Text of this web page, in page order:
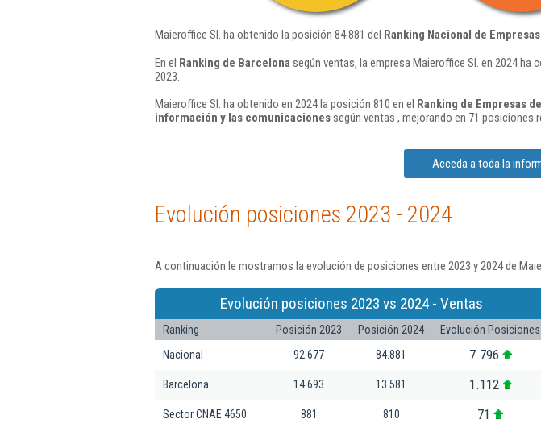
Maieroffice Sl. ha obtenido la posición 84.881 del Ranking Nacional de Empresas
En el Ranking de Barcelona según ventas, la empresa Maieroffice Sl. en 2024
2023.
Maieroffice Sl. ha obtenido en 2024 la posición 810 en el Ranking de Empresas
información y las comunicacionessegún ventas , mejorando en 71 posiciones
Acceda a toda la
Evolución posiciones 2023 - 2024
A continuación le mostramos la evolución de posiciones entre 2023 y 2024 de
Evolución posiciones 2023 vs 2024 - Ventas
Ranking Posición 2023 Posición 2024
Evolución Posiciones
Nacional
92.677 84.881 7.796
Barcelona 14.693 13.581 1.112
Sector CNAE 4650 881 810 71